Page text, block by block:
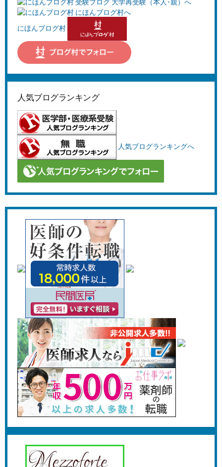
にほんブログ村
人気ブログランキング
人気ブログランキングへ